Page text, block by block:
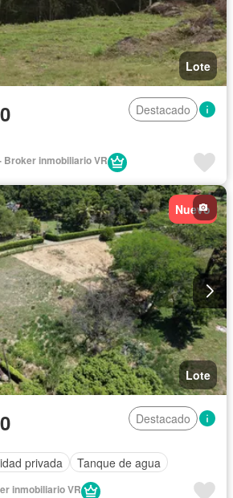
Lote
Destacado
Broker inmobiliario VR
Nuevo
Lote
Destacado
privada Tanque de agua
inmobiliario VR